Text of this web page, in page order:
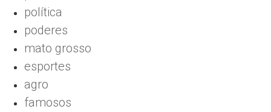
política
poderes
mato grosso
esportes
agro
famosos